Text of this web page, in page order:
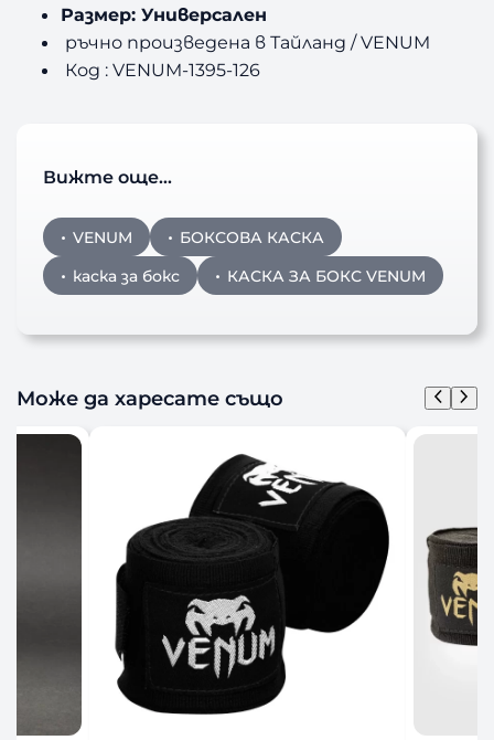
Размер: Универсален
ръчно произведена в Тайланд / VENUM
Код : VENUM-1395-126
Вижте още…
VENUM
БОКСОВА КАСКА
каска за бокс
КАСКА ЗА БОКС VENUM
Може да харесате също